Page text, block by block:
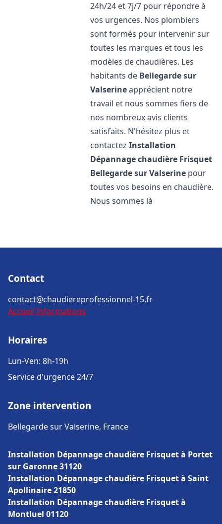
24h/24 et 7j/7 pour répondre à
vos urgences. Nos plombiers
sont formés pour intervenir sur
toutes les marques et tous les
modèles de chaudières. Les
habitants de Bellegarde sur
Valserineapprécient notre
travail et nous sommes fiers de
nos nombreux avis clients
satisfaits. N'hésitez plus et
contactezInstallation
Dépannage chaudière Frisquet
Bellegarde sur Valserine pour
toutes vos besoins en chaudière.
Nous sommes là
Contact
contact@chaudiereprofessionnel-15.fr
Accueil Informations
Horaires
Lun-Ven: 8h-19h
Service d'urgence 24/7
Zone intervention
Bellegarde sur Valserine, France
Installation Dépannage chaudière Frisquet à Portet
sur Garonne 31120
Installation Dépannage chaudière Frisquet à Saint
Apollinaire 21850
Installation Dépannage chaudière Frisquet à
Montluel 01120